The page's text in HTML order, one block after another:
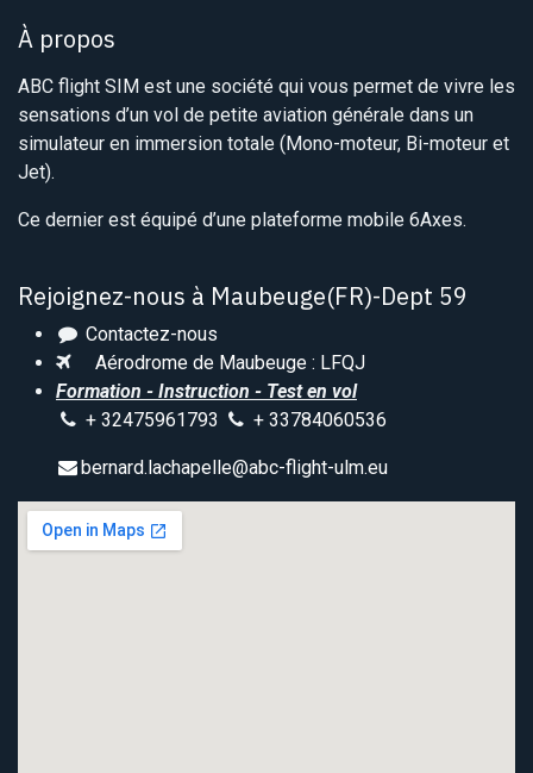
À propos
ABC flight SIM est une société qui vous permet de vivre les
sensations d’un vol de petite aviation générale dans un
simulateur en immersion totale (Mono-moteur, Bi-moteur et
Jet).
Ce dernier est équipé d’une plateforme mobile 6Axes.
Rejoignez-nous à Maubeuge(FR)-Dept 59
Contactez-nous
Aérodrome de Maubeuge : LFQJ
Formation - Instruction - Test en vol
+ 32475961793
+ 33784060536
bernard.lachapelle@abc-flight-ulm.eu